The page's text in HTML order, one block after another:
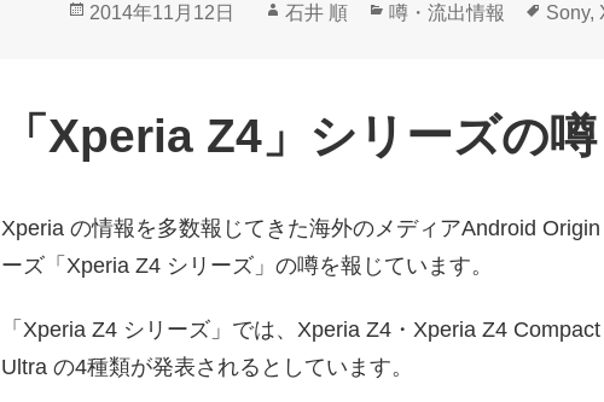
投
2014年11月12日
作
石井 順
カ
リ
ー
噂・流出情報
タ
Sony,
「Xperia Z4」シリーズの噂
Xperia の情報を多数報じてきた海外のメディアAndroid
ーズ「Xperia Z4 シリーズ」の噂を報じています。
「Xperia Z4 シリーズ」では、Xperia Z4・Xperia Z4
Ultra の4種類が発表されるとしています。